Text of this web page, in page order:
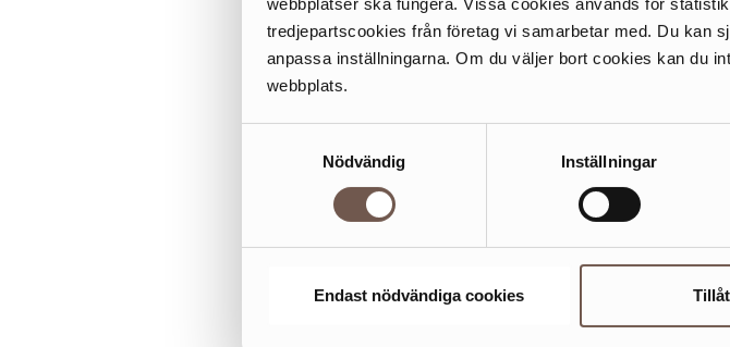
tredjepartscookies från företag vi samarbetar med. Du kan
anpassa inställningarna. Om du väljer bort cookies kan du
webbplats.
Nödvändig
Inställningar
Endast nödvändiga cookies
köksutställning!
NORDISK DESIGN
KVALITET
JKE Design står för nytänkande kring
vad gäller materialval och med en
HÅLLBARHET &